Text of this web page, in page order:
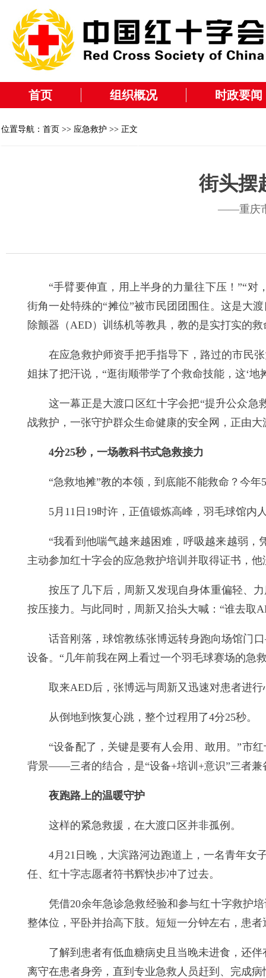
首页 组织概况 时政要闻
位置导航： 首页 >> 应急救护 >> 正文
街头摆
——重庆市
“手臂要伸直，用上半身的力量往下压！”“
街角一处特殊的“摊位”被市民团团围住。这是大
除颤器（AED）训练机等教具，教的是实打实的
在应急救护师资手把手指导下，路过的市民
姐抹了把汗说，“逛街顺带学了个救命技能，这‘地
这一幕正是大渡口区红十字会把“提升公众
战救护，一张守护群众生命健康的安全网，正由
4分25秒，一场教科书式急救接力
“急救地摊”教的本领，到底能不能救命？今
5月11日19时许，正值锻炼高峰，羽毛球馆
“我看到他喘气越来越困难，呼吸越来越弱，
主动参加红十字会的应急救护培训并取得证书，
按压了几下后，周新又发现自身体重偏轻、
按压接力。与此同时，周新又抬头大喊：“谁去取
话音刚落，球馆教练张博远转身跑向场馆门
设备。“几年前我在网上看过一个羽毛球赛场的急
取来AED后，张博远与周新又迅速对患者进
从倒地到恢复心跳，整个过程用了4分25秒。
“设备配了，关键是要有人会用、敢用。”市
背景——三者的结合，是“设备+培训+意识”三者兼
夜跑路上的温暖守护
这样的紧急救援，在大渡口区并非孤例。
4月21日晚，大滨路河边跑道上，一名青年女
任、红十字志愿者符书辉快步冲了过去。
凭借20余年急诊急救经验和参与红十字救护
整体位，平卧并抬高下肢。短短一分钟左右，患
了解到患者有低血糖病史且当晚未进食，还
离守在患者身旁，直到专业急救人员赶到、完成